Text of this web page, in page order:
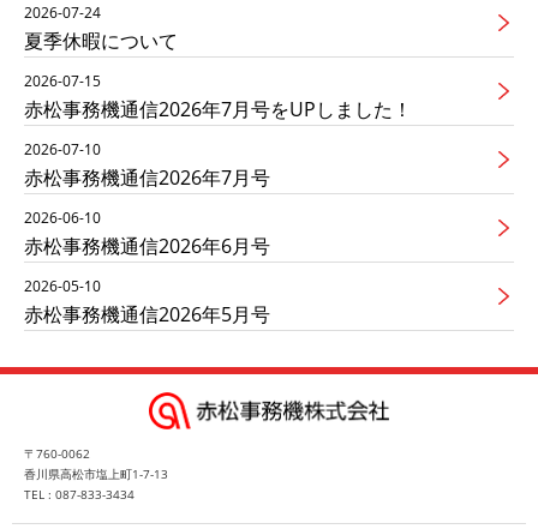
2026-07-24
夏季休暇について
2026-07-15
赤松事務機通信2026年7月号をUPしました！
2026-07-10
赤松事務機通信2026年7月号
2026-06-10
赤松事務機通信2026年6月号
2026-05-10
赤松事務機通信2026年5月号
〒760-0062
香川県高松市塩上町1-7-13
TEL : 087-833-3434